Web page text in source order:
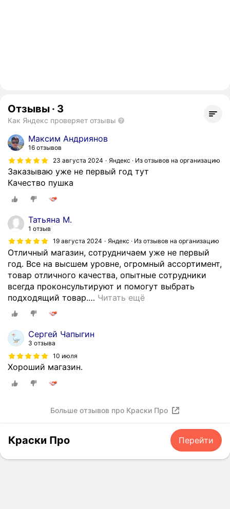
Отзывы · 3
Как Яндекс проверяет отзывы
Максим Андриянов
16 отзывов
23 августа 2024
Яндекс · Из отзывов на организацию
Заказываю уже не первый год тут
Качество пушка
Татьяна М.
1 отзыв
19 августа 2024
Яндекс · Из отзывов на организацию
Отличный магазин, сотрудничаем уже не первый
год. Все на высшем уровне, огромный ассортимент,
товар отличного качества, опытные сотрудники
всегда проконсультируют и помогут выбрать
подходящий товар.… Читать ещё
Сергей Чапыгин
3 отзыва
10 июля
Хороший магазин.
Больше отзывов про Краски Про
Краски Про Перейти